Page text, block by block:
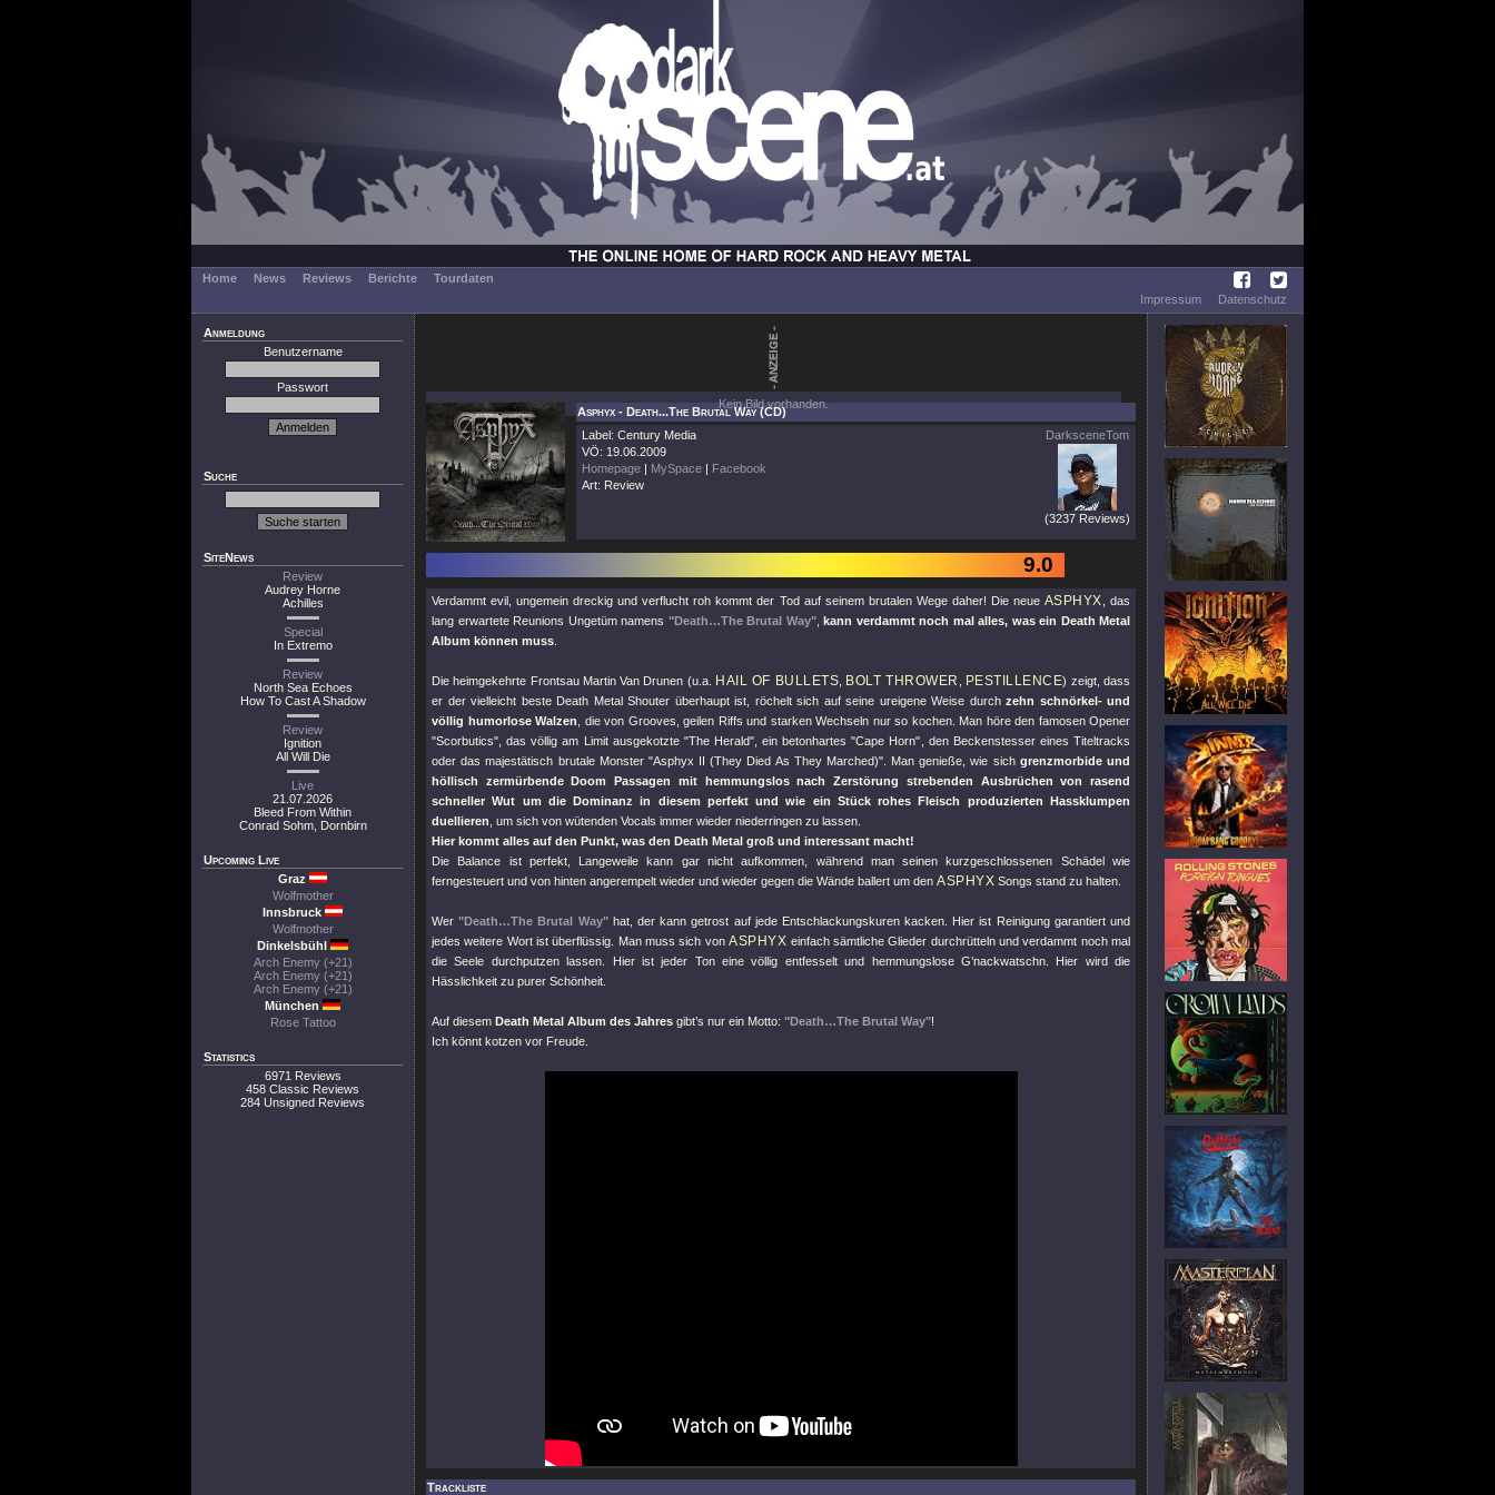
Home News Reviews Berichte
Tourdaten
Impressum
Datenschutz
Anmeldung
Benutzername
Passwort
Suche
SiteNews
Review
Audrey Horne
Achilles
Special
In Extremo
Review
North Sea Echoes
How To Cast A Shadow
Review
Ignition
All Will Die
Live
21.07.2026
Bleed From Within
Conrad Sohm, Dornbirn
Upcoming Live
Graz
Wolfmother
Innsbruck
Wolfmother
Dinkelsbühl
Arch Enemy (+21)
Arch Enemy (+21)
Arch Enemy (+21)
München
Rose Tattoo
Statistics
6971 Reviews
458 Classic Reviews
284 Unsigned Reviews
Kein Bild vorhanden.
Asphyx - Death...The Brutal Way (CD)
Label: Century Media
VÖ: 19.06.2009
Homepage | MySpace | Facebook
Art: Review
DarksceneTom
(3237 Reviews)
9.0
Verdammt evil, ungemein dreckig und verflucht roh kommt der Tod auf seinem brutalen Wege daher! Die neue ASPHYX , das
lang erwartete Reunions Ungetüm namens "Death…The Brutal Way", kann verdammt noch mal alles, was ein Death Metal
Album können muss
Die heimgekehrte Frontsau Martin Van Drunen (u.a. HAIL OF BULLETS BOLT THROWER PESTILLENCE) zeigt, dass
er der vielleicht beste Death Metal Shouter überhaupt ist, röchelt sich auf seine ureigene Weise durch zehn schnörkel- und
völlig humorlose Walzen , die von Grooves, geilen Riffs und starken Wechseln nur so kochen. Man höre den famosen Opener
"Scorbutics" , das völlig am Limit ausgekotzte "The Herald", ein betonhartes"Cape Horn" , den Beckenstesser eines Titeltracks
oder das majestätisch brutale Monster "Asphyx II (They Died As They Marched)". Man genieße, wie sich grenzmorbide und
höllisch zermürbende Doom Passagen mit hemmungslos nach Zerstörung strebenden Ausbrüchen von rasend
schneller Wut um die Dominanz in diesem perfekt und wie ein Stück rohes Fleisch produzierten Hassklumpen
duellieren , um sich von wütenden Vocals immer wieder niederringen zu lassen.
Hier kommt alles auf den Punkt, was den Death Metal groß und interessant macht!
Die Balance ist perfekt, Langeweile kann gar nicht aufkommen, während man seinen kurzgeschlossenen Schädel wie
ferngesteuert und von hinten angerempelt wieder und wieder gegen die Wände ballert um den ASPHYX Songs stand zu halten.
Wer"Death…The Brutal Way"hat, der kann getrost auf jede Entschlackungskuren kacken. Hier ist Reinigung garantiert und
jedes weitere Wort ist überflüssig. Man muss sich vonASPHYX einfach sämtliche Glieder durchrütteln und verdammt noch mal
die Seele durchputzen lassen. Hier ist jeder Ton eine völlig entfesselt und hemmungslose G’nackwatschn. Hier wird die
Hässlichkeit zu purer Schönheit.
Auf diesem Death Metal Album des Jahres gibt’s nur ein Motto: "Death…The Brutal Way"!
Ich könnt kotzen vor Freude.
Trackliste